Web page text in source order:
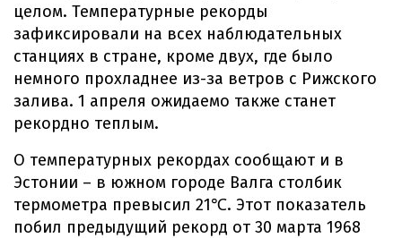
целом. Температурные рекорды
зафиксировали на всех наблюдательных
станциях в стране, кроме двух, где было
немного прохладнее из-за ветров с Рижского
залива. 1 апреля ожидаемо также станет
рекордно теплым.
О температурных рекордах сообщают и в
Эстонии – в южном городе Валга столбик
термометра превысил 21℃. Этот показатель
побил предыдущий рекорд от 30 марта 1968